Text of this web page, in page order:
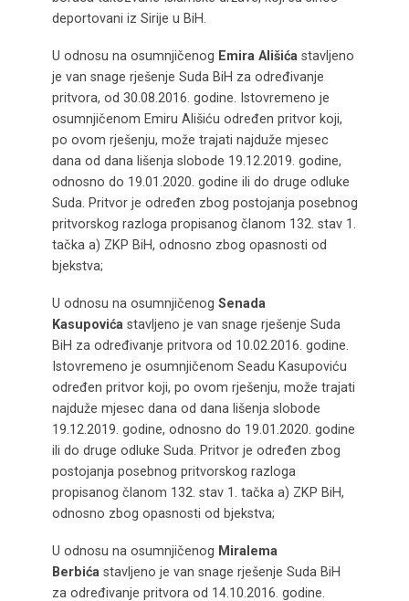
deportovani iz Sirije u BiH.
U odnosu na osumnjičenog Emira Ališića stavljeno
je van snage rješenje Suda BiH za određivanje
pritvora, od 30.08.2016. godine. Istovremeno je
osumnjičenom Emiru Ališiću određen pritvor koji,
po ovom rješenju, može trajati najduže mjesec
dana od dana lišenja slobode 19.12.2019. godine,
odnosno do 19.01.2020. godine ili do druge odluke
Suda. Pritvor je određen zbog postojanja posebnog
pritvorskog razloga propisanog članom 132. stav 1.
tačka a) ZKP BiH, odnosno zbog opasnosti od
bjekstva;
U odnosu na osumnjičenog Senada
Kasupovića stavljeno je van snage rješenje Suda
BiH za određivanje pritvora od 10.02.2016. godine.
Istovremeno je osumnjičenom Seadu Kasupoviću
određen pritvor koji, po ovom rješenju, može trajati
najduže mjesec dana od dana lišenja slobode
19.12.2019. godine, odnosno do 19.01.2020. godine
ili do druge odluke Suda. Pritvor je određen zbog
postojanja posebnog pritvorskog razloga
propisanog članom 132. stav 1. tačka a) ZKP BiH,
odnosno zbog opasnosti od bjekstva;
U odnosu na osumnjičenog Miralema
Berbića stavljeno je van snage rješenje Suda BiH
za određivanje pritvora od 14.10.2016. godine.